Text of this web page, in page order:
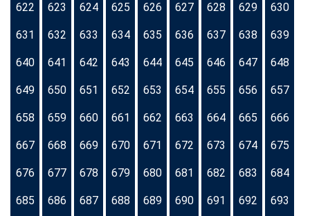
622 623 624 625 626 627 628 629 630
631 632 633 634 635 636 637 638 639
640 641 642 643 644 645 646 647 648
649 650 651 652 653 654 655 656 657
658 659 660 661 662 663 664 665 666
667 668 669 670 671 672 673 674 675
676 677 678 679 680 681 682 683 684
685 686 687 688 689 690 691 692 693